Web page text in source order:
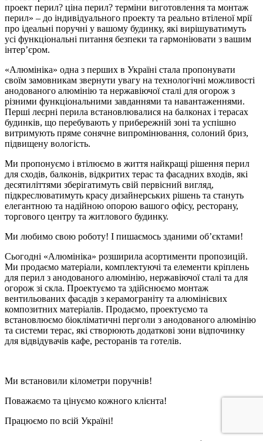
проект перил? ціна перил? терміни виготовлення та монтаж
перил» – до індивідуального проекту та реально втіленої мрії
про ідеальні поручні у вашому будинку, які вирішуватимуть
усі функціональні питання безпеки та гармоніювати з вашим
інтер’єром.
«Алюмініка» одна з перших в Україні стала пропонувати
своїм замовникам звернути увагу на технологічні можливості
анодованого алюмінію та нержавіючої сталі для огорож з
різними функціональними завданнями та навантаженнями.
Перші леєрні перила встановлювалися на балконах і терасах
будинків, що перебувають у прибережній зоні та успішно
витримують пряме сонячне випромінювання, солоний бриз,
підвищену вологість.
Ми пропонуємо і втілюємо в життя найкращі рішення перил
для сходів, балконів, відкритих терас та фасадних входів, які
десятиліттями зберігатимуть свій первісний вигляд,
підкреслюватимуть красу дизайнерських рішень та стануть
елегантною та надійною опорою вашого офісу, ресторану,
торгового центру та житлового будинку.
Ми любимо свою роботу! І пишаємось зданими об’єктами!
Сьогодні «Алюмініка» розширила асортименти пропозицій.
Ми продаємо матеріали, комплектуючі та елементи кріплень
для перил з анодованого алюмінію, нержавіючої сталі та для
огорож зі скла. Проектуємо та здійснюємо монтаж
вентильованих фасадів з керамограніту та алюмінієвих
композитних матеріалів. Продаємо, проектуємо та
встановлюємо біокліматичні перголи з анодованого алюмінію
та системи терас, які створюють додаткові зони відпочинку
для відвідувачів кафе, ресторанів та готелів.
Ми встановили кілометри поручнів!
Поважаємо та цінуємо кожного клієнта!
Працюємо по всій Україні!